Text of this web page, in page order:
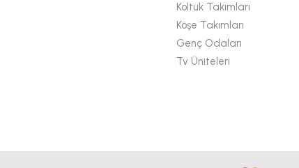
Koltuk Takımları
Köşe Takımları
Genç Odaları
Tv Üniteleri